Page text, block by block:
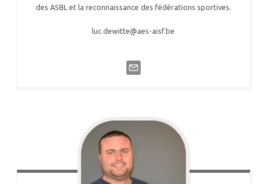
des ASBL et la reconnaissance des fédérations sportives.
luc.dewitte@aes-aisf.be